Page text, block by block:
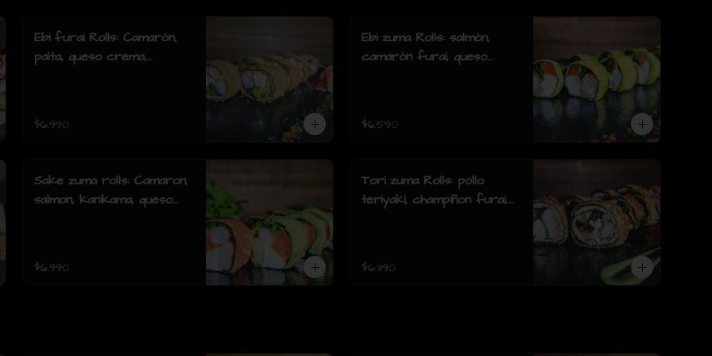
Ebi furai Rolls: Camarón,
palta, queso crema,
$6.990
Ebi zuma Rolls: salmón,
camarón furai, queso
$6.590
Sake zuma rolls: Camaron,
salmon, kanikama, queso
$6.990
Tori zuma Rolls: pollo
teriyaki, champiñon furai,
$6.390